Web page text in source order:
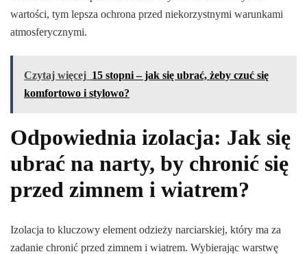
wartości, tym lepsza ochrona przed niekorzystnymi warunkami
atmosferycznymi.
Czytaj więcej 15 stopni – jak się ubrać, żeby czuć się
komfortowo i stylowo?
Odpowiednia izolacja: Jak się
ubrać na narty, by chronić się
przed zimnem i wiatrem?
Izolacja to kluczowy element odzieży narciarskiej, który ma za
zadanie chronić przed zimnem i wiatrem. Wybierając warstwę